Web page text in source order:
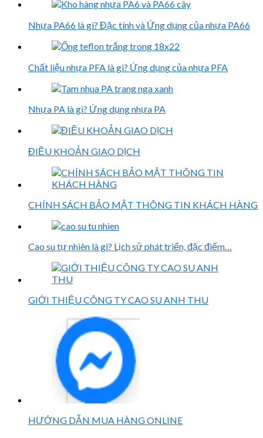
Nhựa PA66 là gì? Đặc tính và Ứng dụng của nhựa PA66
Chất liệu nhựa PFA là gì? Ứng dụng của nhựa PFA
Nhựa PA là gì? Ứng dụng nhựa PA
ĐIỀU KHOẢN GIAO DỊCH
CHÍNH SÁCH BẢO MẬT THÔNG TIN KHÁCH HÀNG
Cao su tự nhiên là gì? Lịch sử phát triển, đặc điểm…
GIỚI THIỆU CÔNG TY CAO SU ANH THU
HƯỚNG DẪN MUA HÀNG ONLINE